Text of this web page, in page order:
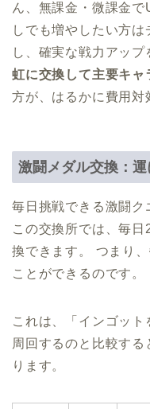
ん、無課金・微課金
しでも増やしたい方
し、確実な戦力アップ
虹に交換して主要キャ
方が、はるかに費用対
激闘メダル交換：
毎日挑戦できる激闘ク
この交換所では、毎
換できます。 つまり、
ことができるのです。
これは、「インゴッ
周回するのと比較す
ります。